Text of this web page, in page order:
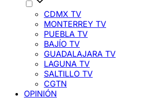
CDMX TV
MONTERREY TV
PUEBLA TV
BAJÍO TV
GUADALAJARA TV
LAGUNA TV
SALTILLO TV
CGTN
OPINIÓN